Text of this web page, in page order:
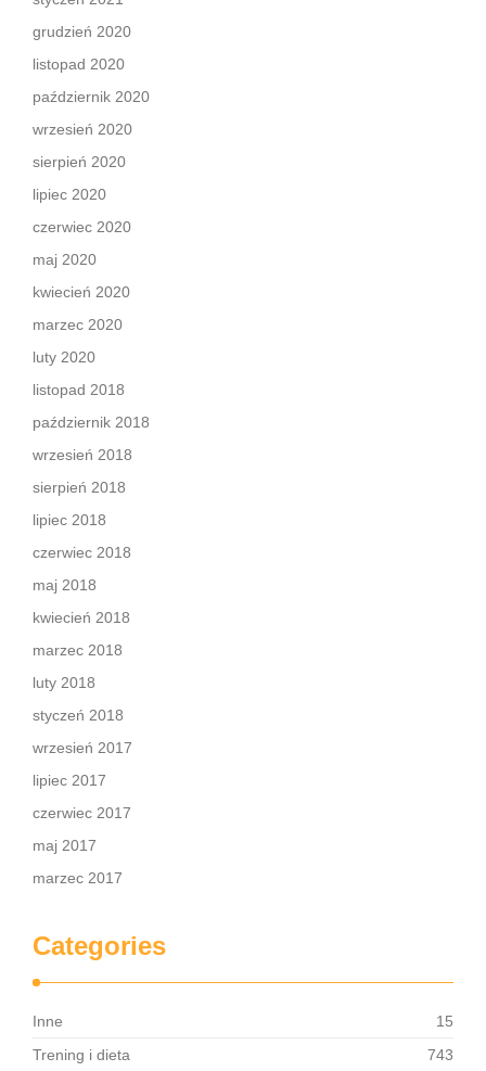
grudzień 2020
listopad 2020
październik 2020
wrzesień 2020
sierpień 2020
lipiec 2020
czerwiec 2020
maj 2020
kwiecień 2020
marzec 2020
luty 2020
listopad 2018
październik 2018
wrzesień 2018
sierpień 2018
lipiec 2018
czerwiec 2018
maj 2018
kwiecień 2018
marzec 2018
luty 2018
styczeń 2018
wrzesień 2017
lipiec 2017
czerwiec 2017
maj 2017
marzec 2017
Categories
Inne
15
Trening i dieta
743